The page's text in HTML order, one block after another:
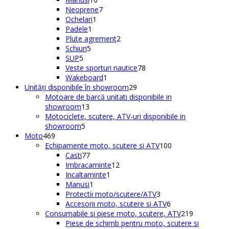
produse
Neoprene77
Ochelari1
Padele1
produs
Plute agrement2
Schiuri5
SUP5
produse
Veste sporturi nautice78
Wakeboard1
produs
Unități disponibile în showroom29
de
Motoare de barcă unitati disponibile in
showroom13
produse
Motociclete, scutere, ATV-uri disponibile in
showroom5
Moto469
de
produse
Echipamente moto, scutere si ATV100
Casti7777
de
produse
Imbracaminte12
Incaltaminte1
Manusi1
produs
Protectii moto/scutere/ATV3
produse
Accesorii moto, scutere si ATV6
produse
Consumabile si piese moto, scutere, ATV219
produse
Piese de schimb pentru moto, scutere si